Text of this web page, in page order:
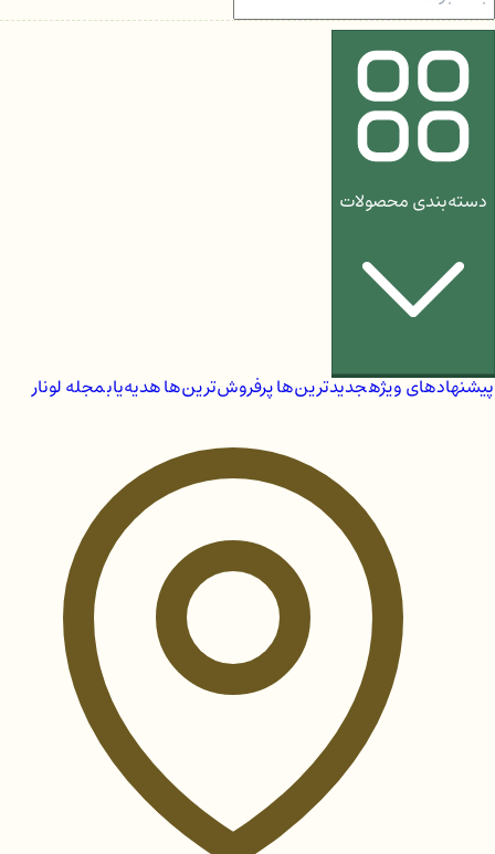
دسته‌بندی محصولات
پیشنهادهای ویژهجدیدترین‌هاپرفروش‌ترین‌هاهدیه‌یابمجله لونار